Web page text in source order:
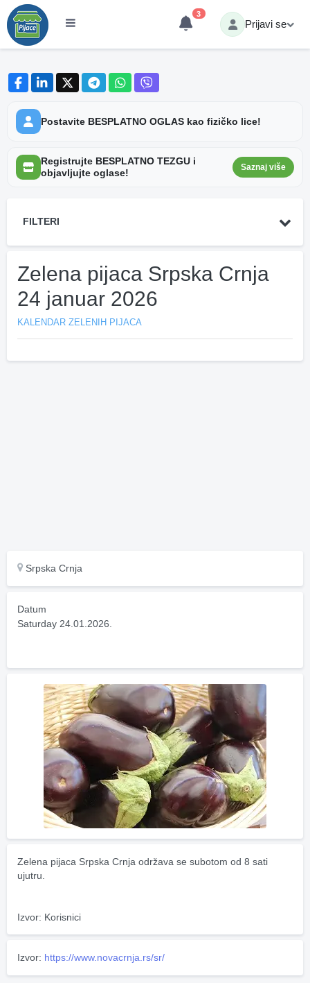
3
Prijavi se
Postavite BESPLATNO OGLAS kao fizičko lice!
Registrujte BESPLATNO TEZGU i
objavljujte oglase!
Saznaj više
FILTERI
Zelena pijaca Srpska Crnja
24 januar 2026
KALENDAR ZELENIH PIJACA
Srpska Crnja
Datum
Saturday 24.01.2026.
Zelena pijaca Srpska Crnja održava se subotom od 8 sati
ujutru.
Izvor: Korisnici
Izvor: https://www.novacrnja.rs/sr/